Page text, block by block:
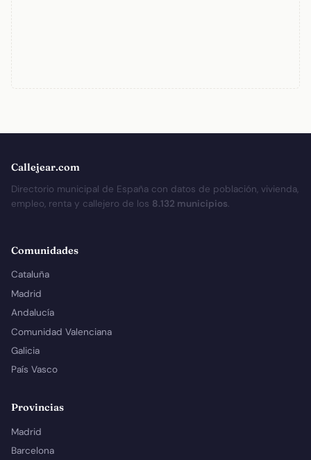
Callejear.com
Directorio municipal de España con datos de población, vivienda,
empleo, renta y callejero de los 8.132 municipios.
Comunidades
Cataluña
Madrid
Andalucía
Comunidad Valenciana
Galicia
País Vasco
Provincias
Madrid
Barcelona